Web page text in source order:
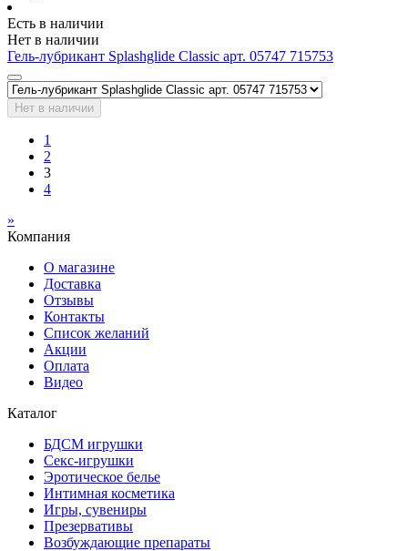
Есть в наличии
Нет в наличии
Гель-лубрикант Splashglide Classic арт. 05747 715753
Нет в наличии
1
2
3
4
»
Компания
О магазине
Доставка
Отзывы
Контакты
Список желаний
Акции
Оплата
Видео
Каталог
БДСМ игрушки
Секс-игрушки
Эротическое белье
Интимная косметика
Игры, сувениры
Презервативы
Возбуждающие препараты